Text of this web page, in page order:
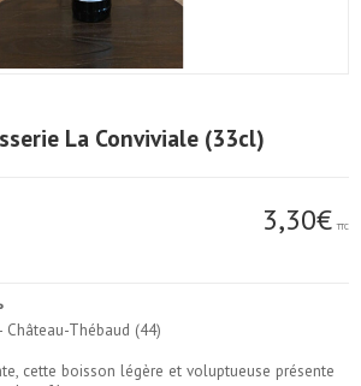
La Conviviale (33cl)
3,30€ TTC
Château-Thébaud (44)
cette boisson légère et voluptueuse présente